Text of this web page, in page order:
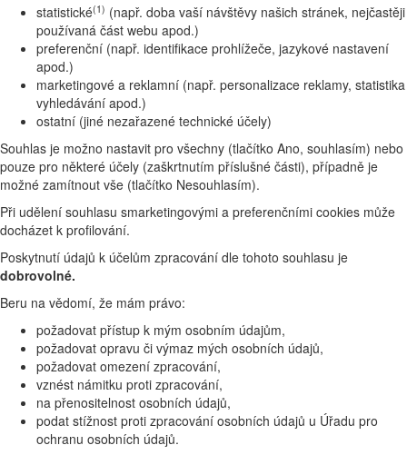
statistické(1) (např. doba vaší návštěvy našich stránek, nejčastěji
používaná část webu apod.)
preferenční (např. identifikace prohlížeče, jazykové nastavení
apod.)
marketingové a reklamní (např. personalizace reklamy, statistika
vyhledávání apod.)
ostatní (jiné nezařazené technické účely)
Souhlas je možno nastavit pro všechny (tlačítko Ano, souhlasím) nebo
pouze pro některé účely (zaškrtnutím příslušné části), případně je
možné zamítnout vše (tlačítko Nesouhlasím).
Při udělení souhlasu smarketingovými a preferenčními cookies může
docházet k profilování.
Poskytnutí údajů k účelům zpracování dle tohoto souhlasu je
dobrovolné.
Beru na vědomí, že mám právo:
požadovat přístup k mým osobním údajům,
požadovat opravu či výmaz mých osobních údajů,
požadovat omezení zpracování,
vznést námitku proti zpracování,
na přenositelnost osobních údajů,
podat stížnost proti zpracování osobních údajů u Úřadu pro
ochranu osobních údajů.